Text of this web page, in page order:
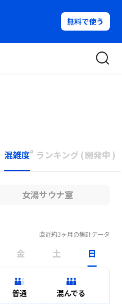
無料で使う
混雑度β ランキング (開発中 )
女湯サウナ室
直近約3ヶ月の集計データ
金 土 日
普通 混んでる